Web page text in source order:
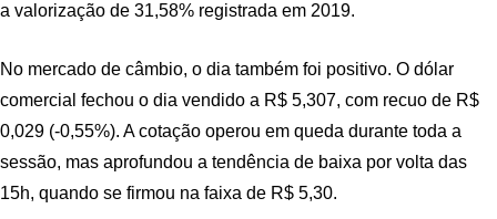
a valorização de 31,58% registrada em 2019.
No mercado de câmbio, o dia também foi positivo. O dólar
comercial fechou o dia vendido a R$ 5,307, com recuo de R$
0,029 (-0,55%). A cotação operou em queda durante toda a
sessão, mas aprofundou a tendência de baixa por volta das
15h, quando se firmou na faixa de R$ 5,30.